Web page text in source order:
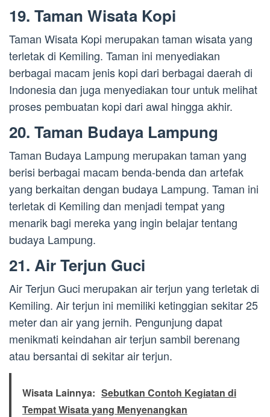
19. Taman Wisata Kopi
Taman Wisata Kopi merupakan taman wisata yang
terletak di Kemiling. Taman ini menyediakan
berbagai macam jenis kopi dari berbagai daerah di
Indonesia dan juga menyediakan tour untuk melihat
proses pembuatan kopi dari awal hingga akhir.
20. Taman Budaya Lampung
Taman Budaya Lampung merupakan taman yang
berisi berbagai macam benda-benda dan artefak
yang berkaitan dengan budaya Lampung. Taman ini
terletak di Kemiling dan menjadi tempat yang
menarik bagi mereka yang ingin belajar tentang
budaya Lampung.
21. Air Terjun Guci
Air Terjun Guci merupakan air terjun yang terletak di
Kemiling. Air terjun ini memiliki ketinggian sekitar 25
meter dan air yang jernih. Pengunjung dapat
menikmati keindahan air terjun sambil berenang
atau bersantai di sekitar air terjun.
Wisata Lainnya: Sebutkan Contoh Kegiatan di
Tempat Wisata yang Menyenangkan